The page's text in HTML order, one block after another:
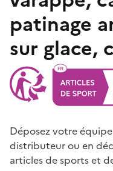
patinage
sur glace,
Déposez votre
distributeur ou en
articles de sports et